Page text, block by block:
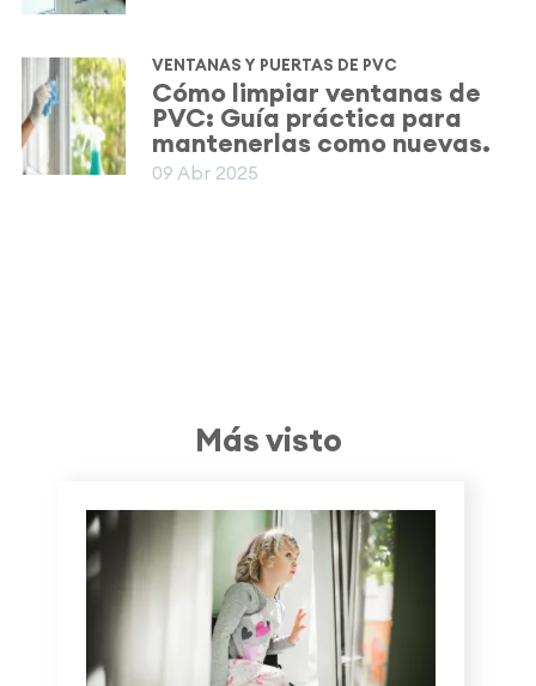
VENTANAS Y PUERTAS DE PVC
Cómo limpiar ventanas de
PVC: Guía práctica para
mantenerlas como nuevas.
09 Abr 2025
Más visto